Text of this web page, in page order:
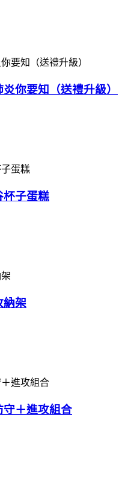
你要知（送禮升級）
杯子蛋糕
納架
守＋進攻組合